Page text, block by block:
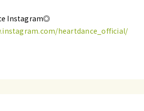
Instagram◎
heartdance_official/